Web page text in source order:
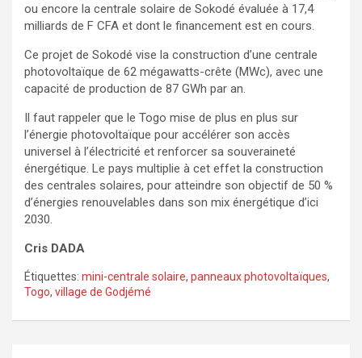
ou encore la centrale solaire de Sokodé évaluée à 17,4
milliards de F CFA et dont le financement est en cours.
Ce projet de Sokodé vise la construction d’une centrale
photovoltaïque de 62 mégawatts-crête (MWc), avec une
capacité de production de 87 GWh par an.
Il faut rappeler que le Togo mise de plus en plus sur
l’énergie photovoltaïque pour accélérer son accès
universel à l’électricité et renforcer sa souveraineté
énergétique. Le pays multiplie à cet effet la construction
des centrales solaires, pour atteindre son objectif de 50 %
d’énergies renouvelables dans son mix énergétique d’ici
2030.
Cris DADA
Étiquettes: mini-centrale solaire, panneaux photovoltaïques,
Togo, village de Godjémé